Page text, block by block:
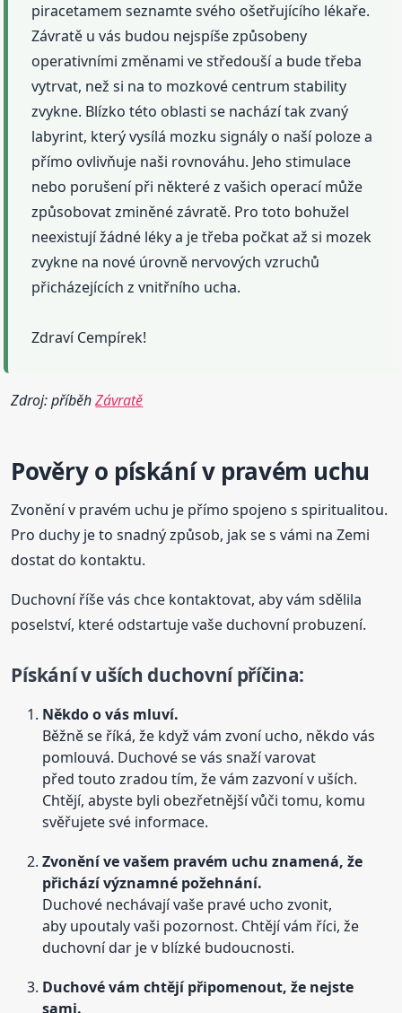
piracetamem seznamte svého ošetřujícího lékaře.
Závratě u vás budou nejspíše způsobeny
operativními změnami ve středouší a bude třeba
vytrvat, než si na to mozkové centrum stability
zvykne. Blízko této oblasti se nachází tak zvaný
labyrint, který vysílá mozku signály o naší poloze a
přímo ovlivňuje naši rovnováhu. Jeho stimulace
nebo porušení při některé z vašich operací může
způsobovat zminěné závratě. Pro toto bohužel
neexistují žádné léky a je třeba počkat až si mozek
zvykne na nové úrovně nervových vzruchů
přicházejících z vnitřního ucha.
Zdraví Cempírek!
Zdroj: příběhZávratě
Pověry o pískánív pravém uchu
Zvonění v pravém uchu je přímo spojeno s spiritualitou.
Pro duchy je to snadný způsob, jak se s vámi na Zemi
dostat do kontaktu.
Duchovní říše vás chce kontaktovat, aby vám sdělila
poselství, které odstartuje vaše duchovní probuzení.
Pískánív uších duchovní příčina:
Někdo o vás mluví.
Běžně se říká, že když vám zvoní ucho, někdo vás
pomlouvá. Duchové se vás snaží varovat
před touto zradou tím, že vám zazvoní v uších.
Chtějí, abyste byli obezřetnější vůči tomu, komu
svěřujete své informace.
Zvonění ve vašem pravém uchu znamená, že
přichází významné požehnání.
Duchové nechávají vaše pravé ucho zvonit,
aby upoutaly vaši pozornost. Chtějí vám říci, že
duchovní dar je v blízké budoucnosti.
Duchové vám chtějí připomenout, že nejste
sami.